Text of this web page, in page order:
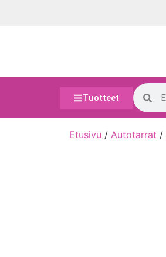
Tuotteet
Etusivu / Autotarrat /